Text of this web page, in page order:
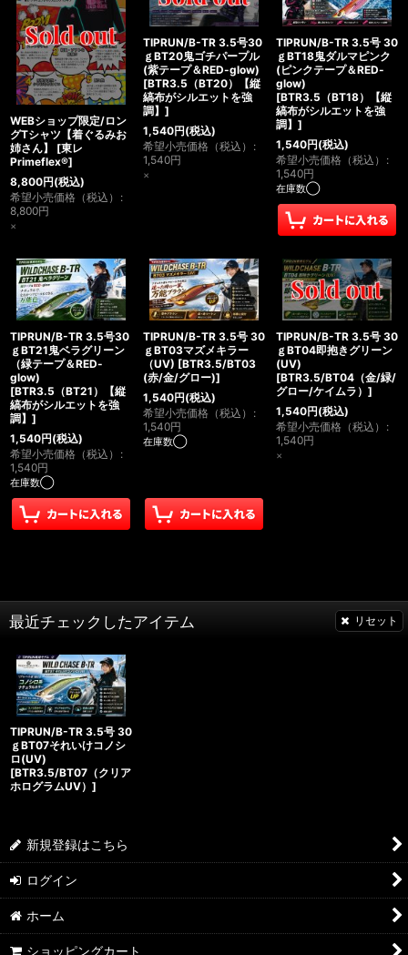
WEBショップ限定/ロン
グTシャツ【着ぐるみお
姉さん】
[東レ
Primeflex®]
8,800円(税込)
希望小売価格（税込） :
8,800円
×
TIPRUN/B-TR 3.5号30
ｇBT20鬼ゴチパープル
(紫テープ＆RED-glow)
[BTR3.5（BT20）【縦
縞布がシルエットを強
調】 ]
1,540円(税込)
希望小売価格（税込） :
1,540円
×
TIPRUN/B-TR 3.5号 30
ｇBT18鬼ダルマピンク
(ピンクテープ＆RED-
glow)
[BTR3.5（BT18）【縦
縞布がシルエットを強
調】 ]
1,540円(税込)
希望小売価格（税込） :
1,540円
在庫数◯
TIPRUN/B-TR 3.5号30
ｇBT21鬼ベラグリーン
（緑テープ＆RED-
glow)
[BTR3.5（BT21）【縦
縞布がシルエットを強
調】 ]
1,540円(税込)
希望小売価格（税込） :
1,540円
在庫数◯
TIPRUN/B-TR 3.5号 30
ｇBT03マズメキラー
（UV) [BTR3.5/BT03
(赤/金/グロー)]
1,540円(税込)
希望小売価格（税込） :
1,540円
在庫数◯
TIPRUN/B-TR 3.5号 30
ｇBT04即抱きグリーン
(UV)
[BTR3.5/BT04（金/緑/
グロー/ケイムラ） ]
1,540円(税込)
希望小売価格（税込） :
1,540円
×
最近チェックしたアイテム リセット
TIPRUN/B-TR 3.5号 30
ｇBT07それいけコノシ
ロ(UV)
[BTR3.5/BT07（クリア
ホログラムUV） ]
新規登録はこちら
ログイン
ホーム
ショッピングカート